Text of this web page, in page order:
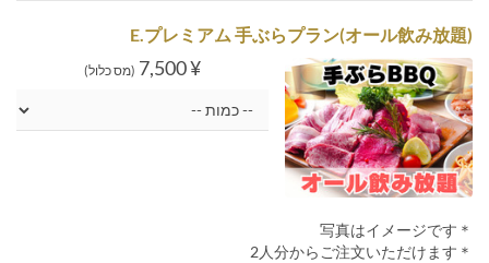
E.プレミアム 手ぶらプラン(オール飲み放題)
¥ 7,500 (מס כלול)
＊写真はイメージです
＊2人分からご注文いただけます